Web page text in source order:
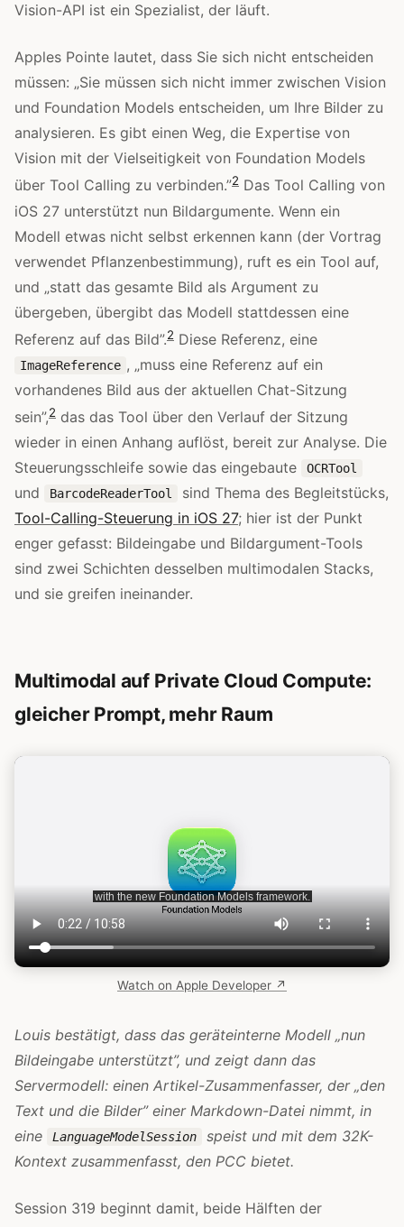
Vision-API ist ein Spezialist, der läuft.
Apples Pointe lautet, dass Sie sich nicht entscheiden
müssen: „Sie müssen sich nicht immer zwischen Vision
und Foundation Models entscheiden, um Ihre Bilder zu
analysieren. Es gibt einen Weg, die Expertise von
Vision mit der Vielseitigkeit von Foundation Models
über Tool Calling zu verbinden.”2 Das Tool Calling von
iOS 27 unterstützt nun Bildargumente. Wenn ein
Modell etwas nicht selbst erkennen kann (der Vortrag
verwendet Pflanzenbestimmung), ruft es ein Tool auf,
und „statt das gesamte Bild als Argument zu
übergeben, übergibt das Modell stattdessen eine
Referenz auf das Bild”.2 Diese Referenz, eine
ImageReference , „muss eine Referenz auf ein
vorhandenes Bild aus der aktuellen Chat-Sitzung
sein”,2 das das Tool über den Verlauf der Sitzung
wieder in einen Anhang auflöst, bereit zur Analyse. Die
Steuerungsschleife sowie das eingebaute
OCRTool
und BarcodeReaderTool
sind Thema des Begleitstücks,
Tool-Calling-Steuerung in iOS 27; hier ist der Punkt
enger gefasst: Bildeingabe und Bildargument-Tools
sind zwei Schichten desselben multimodalen Stacks,
und sie greifen ineinander.
Multimodal auf Private Cloud Compute:
gleicher Prompt, mehr Raum
Watch on Apple Developer ↗
Louis bestätigt, dass das geräteinterne Modell „nun
Bildeingabe unterstützt”, und zeigt dann das
Servermodell: einen Artikel-Zusammenfasser, der „den
Text und die Bilder” einer Markdown-Datei nimmt, in
eine
LanguageModelSession
speist und mit dem 32K-
Kontext zusammenfasst, den PCC bietet.
Session 319 beginnt damit, beide Hälften der